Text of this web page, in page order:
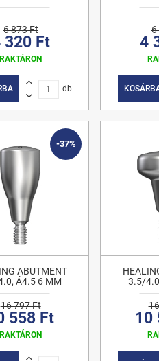
6 873 Ft
320 Ft
RAKTÁRON
db
6
4
-37%
ABUTMENT
Á4.5 6 MM
16 797 Ft
558 Ft
RAKTÁRON
3.5/
10